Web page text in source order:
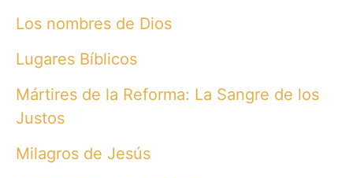
Los nombres de Dios
Lugares Bíblicos
Mártires de la Reforma: La Sangre de los
Justos
Milagros de Jesús